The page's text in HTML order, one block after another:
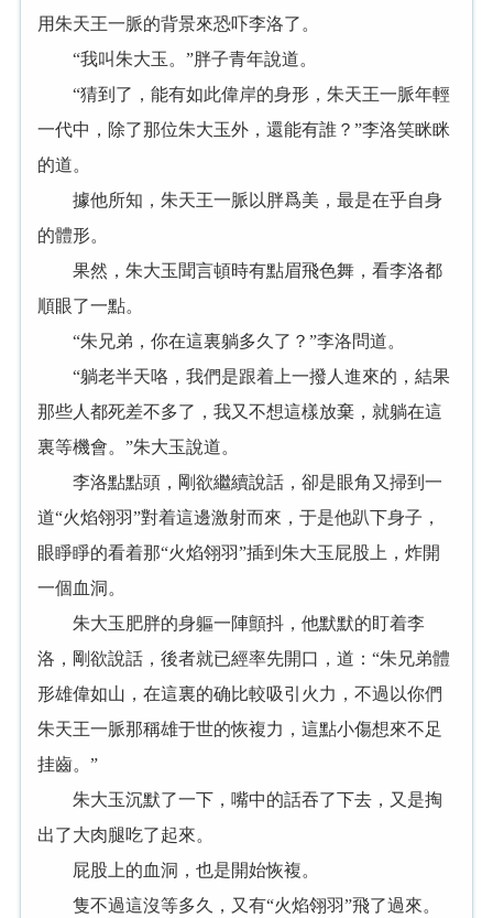
用朱天王一脈的背景來恐吓李洛了。
“我叫朱大玉。”胖子青年說道。
“猜到了，能有如此偉岸的身形，朱天王一脈年輕
一代中，除了那位朱大玉外，還能有誰？”李洛笑眯眯
的道。
據他所知，朱天王一脈以胖爲美，最是在乎自身
的體形。
果然，朱大玉聞言頓時有點眉飛色舞，看李洛都
順眼了一點。
“朱兄弟，你在這裏躺多久了？”李洛問道。
“躺老半天咯，我們是跟着上一撥人進來的，結果
那些人都死差不多了，我又不想這樣放棄，就躺在這
裏等機會。”朱大玉說道。
李洛點點頭，剛欲繼續說話，卻是眼角又掃到一
道“火焰翎羽”對着這邊激射而來，于是他趴下身子，
眼睜睜的看着那“火焰翎羽”插到朱大玉屁股上，炸開
一個血洞。
朱大玉肥胖的身軀一陣顫抖，他默默的盯着李
洛，剛欲說話，後者就已經率先開口，道：“朱兄弟體
形雄偉如山，在這裏的确比較吸引火力，不過以你們
朱天王一脈那稱雄于世的恢複力，這點小傷想來不足
挂齒。”
朱大玉沉默了一下，嘴中的話吞了下去，又是掏
出了大肉腿吃了起來。
屁股上的血洞，也是開始恢複。
隻不過這沒等多久，又有“火焰翎羽”飛了過來。